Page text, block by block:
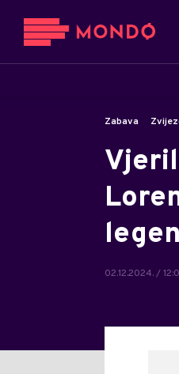
Zabava
02.12.2024. /